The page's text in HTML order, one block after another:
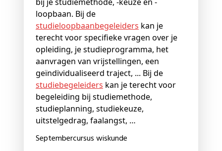
loopbaan. Bij de
studieloopbaanbegeleiders kan je
terecht voor specifieke vragen over je
opleiding, je studieprogramma, het
aanvragen van vrijstellingen, een
geïndividualiseerd traject, ... Bij de
studiebegeleiders kan je terecht voor
begeleiding bij studiemethode,
studieplanning, studiekeuze,
uitstelgedrag, faalangst, …
Septembercursus wiskunde